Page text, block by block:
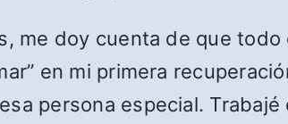
me doy cuenta de que
en mi primera
persona especial.